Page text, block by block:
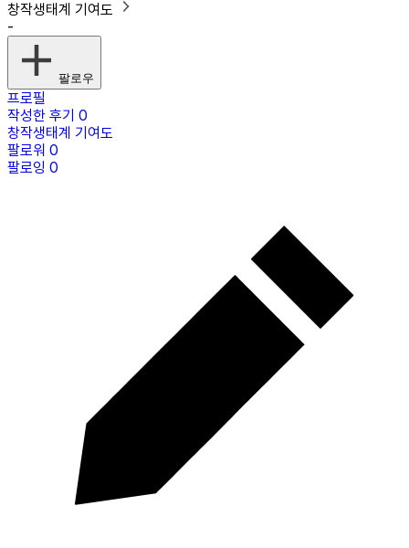
창작생태계 기여도
-
팔로우
프로필
작성한 후기 0
창작생태계 기여도
팔로워 0
팔로잉 0